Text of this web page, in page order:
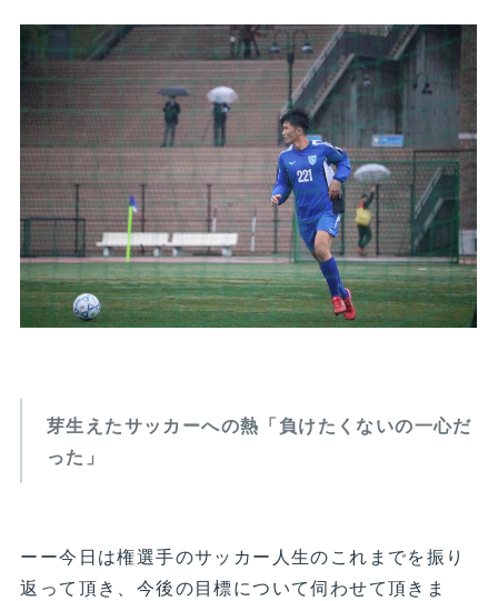
芽生えたサッカーへの熱「負けたくないの一心だ
った」
ーー今日は権選手のサッカー人生のこれまでを振り
返って頂き、今後の目標について伺わせて頂きま